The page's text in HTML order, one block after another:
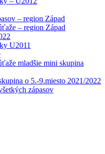
– region Západ
– region Západ
U2011
mladšie mini skupina
o 5.-9.miesto 2021/2022
zápasov